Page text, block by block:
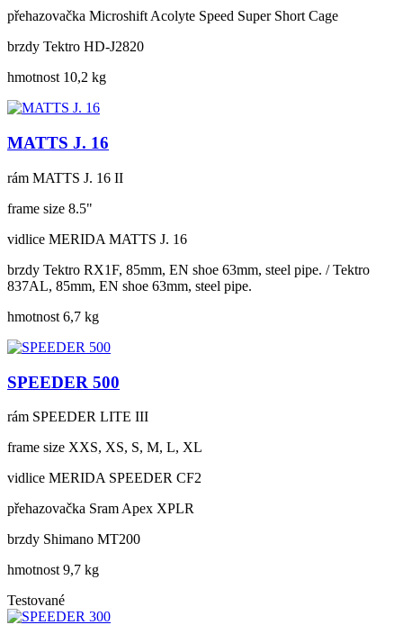
přehazovačka Microshift Acolyte Speed Super Short Cage
brzdy Tektro HD-J2820
hmotnost 10,2 kg
MATTS J. 16
rám MATTS J. 16 II
frame size 8.5"
vidlice MERIDA MATTS J. 16
brzdy Tektro RX1F, 85mm, EN shoe 63mm, steel pipe. / Tektro
837AL, 85mm, EN shoe 63mm, steel pipe.
hmotnost 6,7 kg
SPEEDER 500
rám SPEEDER LITE III
frame size XXS, XS, S, M, L, XL
vidlice MERIDA SPEEDER CF2
přehazovačka Sram Apex XPLR
brzdy Shimano MT200
hmotnost 9,7 kg
Testované